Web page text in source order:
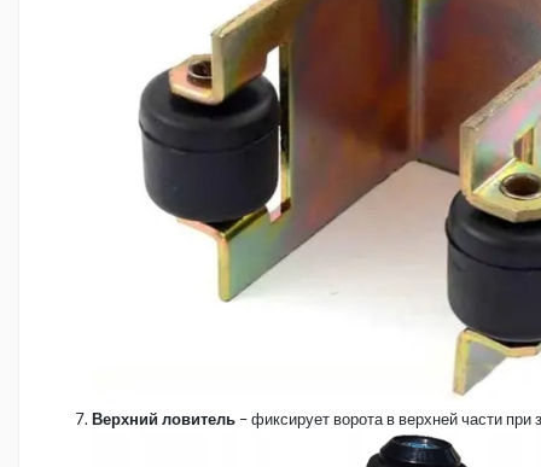
Верхний ловитель – фиксирует ворота в верхней части при